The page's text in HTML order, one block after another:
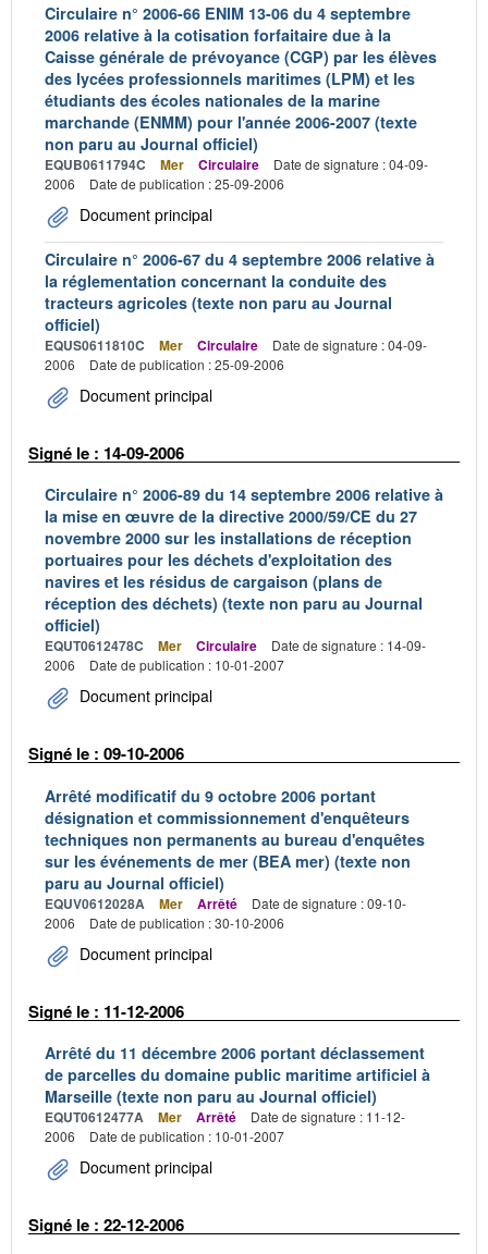
Circulaire n° 2006-66 ENIM 13-06 du 4 septembre
2006 relative à la cotisation forfaitaire due à la
Caisse générale de prévoyance (CGP) par les élèves
des lycées professionnels maritimes (LPM) et les
étudiants des écoles nationales de la marine
marchande (ENMM) pour l'année 2006-2007 (texte
non paru au Journal officiel)
EQUB0611794C Mer Circulaire
Date de signature : 04-09-
2006
Date de publication : 25-09-2006
Document principal
Circulaire n° 2006-67 du 4 septembre 2006 relative à
la réglementation concernant la conduite des
tracteurs agricoles (texte non paru au Journal
officiel)
EQUS0611810C Mer Circulaire
Date de signature : 04-09-
2006
Date de publication : 25-09-2006
Document principal
Signé le : 14-09-2006
Circulaire n° 2006-89 du 14 septembre 2006 relative à
la mise en œuvre de la directive 2000/59/CE du 27
novembre 2000 sur les installations de réception
portuaires pour les déchets d'exploitation des
navires et les résidus de cargaison (plans de
réception des déchets) (texte non paru au Journal
officiel)
EQUT0612478C Mer Circulaire
Date de signature : 14-09-
2006
Date de publication : 10-01-2007
Document principal
Signé le : 09-10-2006
Arrêté modificatif du 9 octobre 2006 portant
désignation et commissionnement d'enquêteurs
techniques non permanents au bureau d'enquêtes
sur les événements de mer (BEA mer) (texte non
paru au Journal officiel)
EQUV0612028A Mer Arrêté
Date de signature : 09-10-
2006
Date de publication : 30-10-2006
Document principal
Signé le : 11-12-2006
Arrêté du 11 décembre 2006 portant déclassement
de parcelles du domaine public maritime artificiel à
Marseille (texte non paru au Journal officiel)
EQUT0612477A Mer Arrêté
Date de signature : 11-12-
2006
Date de publication : 10-01-2007
Document principal
Signé le : 22-12-2006